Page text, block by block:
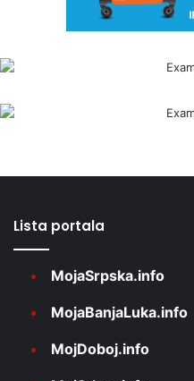
Lista portala
MojaSrpska.info
MojaBanjaLuka.info
MojDoboj.info